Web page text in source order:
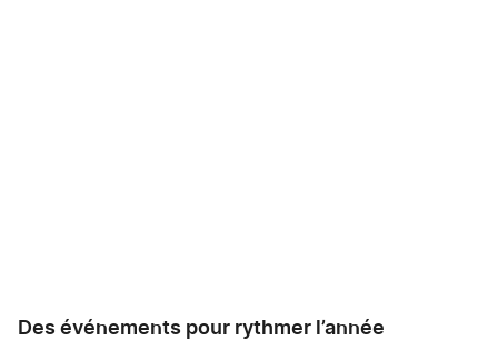
Des événements pour rythmer l’année